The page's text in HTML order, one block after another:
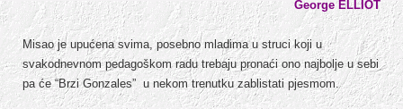
George ELLIOT
Misao je upućena svima, posebno mladima u struci koji u
svakodnevnom pedagoškom radu trebaju pronaći ono najbolje u sebi
pa će “Brzi Gonzales” u nekom trenutku zablistati pjesmom.